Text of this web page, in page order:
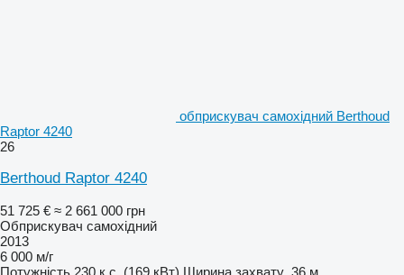
обприскувач самохідний Berthoud
Raptor 4240
26
Berthoud Raptor 4240
51 725 € ≈ 2 661 000 грн
Обприскувач самохідний
2013
6 000 м/г
Потужність 230 к.с. (169 кВт) Ширина захвату 36 м